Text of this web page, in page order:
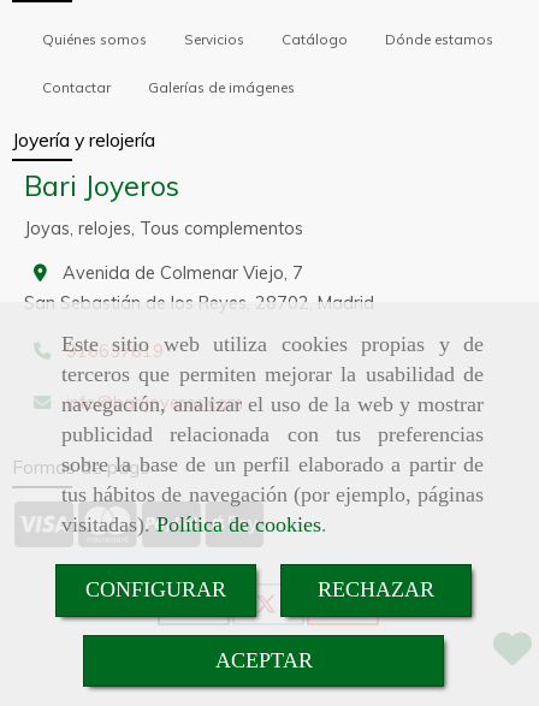
Este sitio web utiliza cookies propias y de
terceros que permiten mejorar la usabilidad de
navegación, analizar el uso de la web y mostrar
publicidad relacionada con tus preferencias
sobre la base de un perfil elaborado a partir de
tus hábitos de navegación (por ejemplo, páginas
visitadas).Política de cookies.
CONFIGURAR RECHAZAR
ACEPTAR
Quiénes somos Servicios Catálogo Dónde estamos
Contactar Galerías de imágenes
Joyería y relojería
Bari Joyeros
Joyas, relojes, Tous complementos
Avenida de Colmenar Viejo, 7
San Sebastián de los Reyes, 28702, Madrid
916637819
info barijoyeros.com
Formas de pago